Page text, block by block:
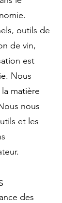
outils de
de vin,
est
Nous
matière
nous
et les
des